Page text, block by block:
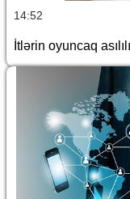
14:52
İtlərin oyuncaq